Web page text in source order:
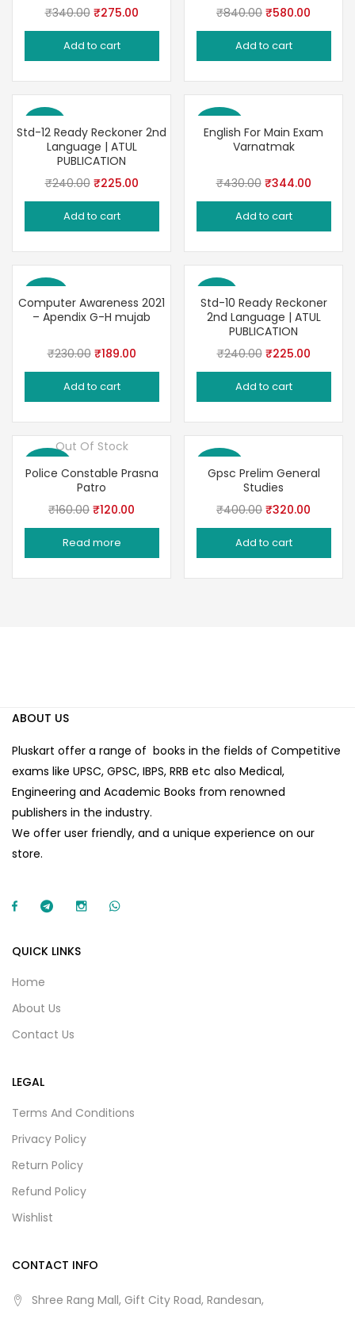
₹340.00 Original
price
was:
₹275.00Current
price
Add to cart
₹840.00 Original
price
was:
₹580.00
price
Add to cart
Save 6%
Std-12 Ready Reckoner 2nd
Language | ATUL
PUBLICATION
₹240.00 Original
price
was:
₹225.00Current
price
Add to cart
Save 20%
English For Main Exam
Varnatmak
₹430.00 Original
price
was:
₹344.00Current
price
Add to cart
Save 18%
Computer Awareness 2021
– Apendix G-H mujab
₹230.00 Original
price
was:
₹189.00Current
price
Add to cart
Save 6%
Std-10 Ready Reckoner
2nd Language | ATUL
PUBLICATION
₹240.00 Original
price
was:
₹225.00Current
price
Add to cart
Save 25%
Out Of Stock
Police Constable Prasna
Patro
₹160.00 Original
price
was:
₹120.00
price
Read more
Save 20%
Gpsc Prelim General
Studies
₹400.00 Original
price
was:
₹320.00
price
Add to cart
ABOUT US
Pluskart offer a range of books in the fields of Competitive
exams like UPSC, GPSC, IBPS, RRB etc also Medical,
Engineering and Academic Books from renowned
publishers in the industry.
We offer user friendly, and a unique experience on our
store.
QUICK LINKS
Home
About Us
Contact Us
LEGAL
Terms And Conditions
Privacy Policy
Return Policy
Refund Policy
Wishlist
CONTACT INFO
Shree Rang Mall, Gift City Road, Randesan,